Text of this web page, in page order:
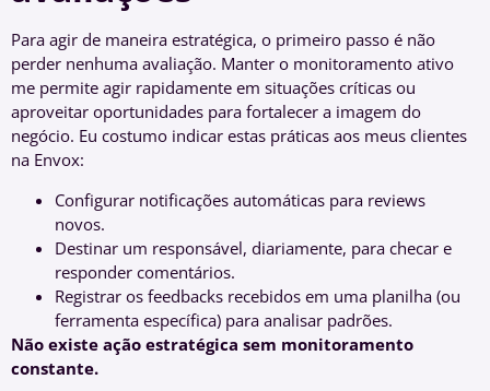
Para agir de maneira estratégica, o primeiro passo é não
perder nenhuma avaliação. Manter o monitoramento ativo
me permite agir rapidamente em situações críticas ou
aproveitar oportunidades para fortalecer a imagem do
negócio. Eu costumo indicar estas práticas aos meus clientes
na Envox:
Configurar notificações automáticas para reviews
novos.
Destinar um responsável, diariamente, para checar e
responder comentários.
Registrar os feedbacks recebidos em uma planilha (ou
ferramenta específica) para analisar padrões.
Não existe ação estratégica sem monitoramento
constante.